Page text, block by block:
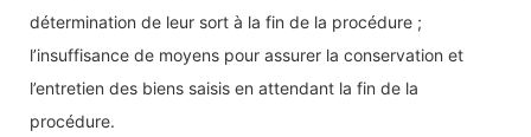
détermination de leur sort à la fin de la procédure ;
l’insuffisance de moyens pour assurer la conservation et
l’entretien des biens saisis en attendant la fin de la
procédure.